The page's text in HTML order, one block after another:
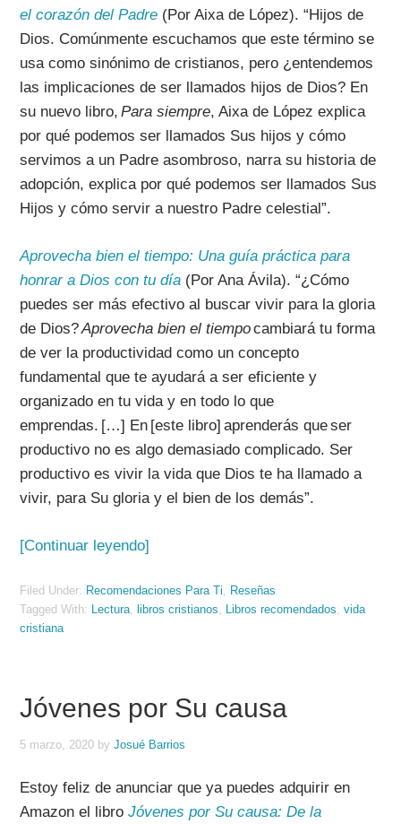
el corazón del Padre (Por Aixa de López). “Hijos de
Dios. Comúnmente escuchamos que este término se
usa como sinónimo de cristianos, pero ¿entendemos
las implicaciones de ser llamados hijos de Dios? En
su nuevo libro,Para siempre, Aixa de López explica
por qué podemos ser llamados Sus hijos y cómo
servimos a un Padre asombroso, narra su historia de
adopción, explica por qué podemos ser llamados Sus
Hijos y cómo servir a nuestro Padre celestial”.
Aprovecha bien el tiempo: Una guía práctica para
honrar a Dios con tu día (Por Ana Ávila). “¿Cómo
puedes ser más efectivo al buscar vivir para la gloria
de Dios?Aprovecha bien el tiempocambiará tu forma
de ver la productividad como un concepto
fundamental que te ayudará a ser eficiente y
organizado en tu vida y en todo lo que
emprendas. […] En [este libro] aprenderás que ser
productivo no es algo demasiado complicado. Ser
productivo es vivir la vida que Dios te ha llamado a
vivir, para Su gloria y el bien de los demás”.
[Continuar leyendo]
Filed Under: Recomendaciones Para Ti, Reseñas
Tagged With: Lectura, libros cristianos, Libros recomendados,vida
cristiana
Jóvenes por Su causa
5 marzo, 2020 byJosué Barrios
Estoy feliz de anunciar que ya puedes adquirir en
Amazon el libroJóvenes por Su causa: De la